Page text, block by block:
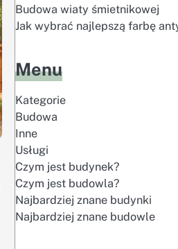
Budowa wiaty śmietnikowej
Jak wybrać najlepszą farbę
Menu
Kategorie
Budowa
Inne
Usługi
Czym jest budynek?
Czym jest budowla?
Najbardziej znane budynki
Najbardziej znane budowle